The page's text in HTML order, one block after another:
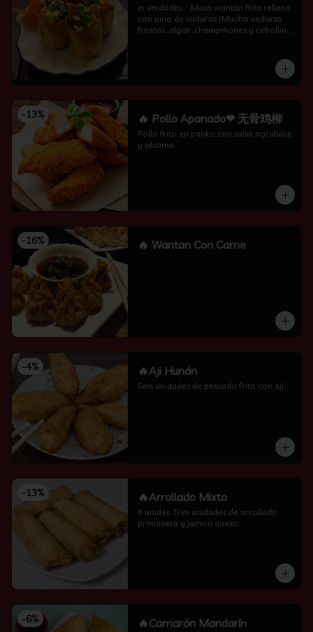
ei unidades..   Masa wantán frita rellena
con pino de vuduras (Mucho veduras
frescas ,algas ,champiñones y cebollin
-13% 🔥 Pollo Apanado❤ 无骨鸡柳
Pollo frito en panko con salsa agridulce
y sésamo
-16% 🔥 Wantan Con Carne
-4% 🔥Aji Hunán
Seis unidades de pescado frito con ají.
-13% 🔥Arrollado Mixto
6 unides. Tres unidades de arrollado
primavera y jamon queso.
-6% 🔥Camarón Mandarín